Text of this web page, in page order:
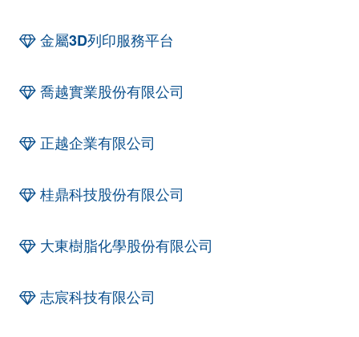
金屬3D列印服務平台
喬越實業股份有限公司
正越企業有限公司
桂鼎科技股份有限公司
大東樹脂化學股份有限公司
志宸科技有限公司